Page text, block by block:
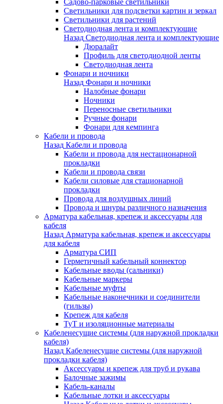
Садово-парковые светильники
Светильники для подсветки картин и зеркал
Светильники для растений
Светодиодная лента и комплектующие
Назад Светодиодная лента и комплектующие
Дюралайт
Профиль для светодиодной ленты
Светодиодная лента
Фонари и ночники
Назад Фонари и ночники
Налобные фонари
Ночники
Переносные светильники
Ручные фонари
Фонари для кемпинга
Кабели и провода
Назад Кабели и провода
Кабели и провода для нестационарной
прокладки
Кабели и провода связи
Кабели силовые для стационарной
прокладки
Провода для воздушных линий
Провода и шнуры различного назначения
Арматура кабельная, крепеж и аксессуары для
кабеля
Назад Арматура кабельная, крепеж и аксессуары
для кабеля
Арматура СИП
Герметичный кабельный коннектор
Кабельные вводы (сальники)
Кабельные маркеры
Кабельные муфты
Кабельные наконечники и соединители
(гильзы)
Крепеж для кабеля
ТуТ и изоляционные материалы
Кабеленесущие системы (для наружной прокладки
кабеля)
Назад Кабеленесущие системы (для наружной
прокладки кабеля)
Аксессуары и крепеж для труб и рукава
Балочные зажимы
Кабель-каналы
Кабельные лотки и аксессуары